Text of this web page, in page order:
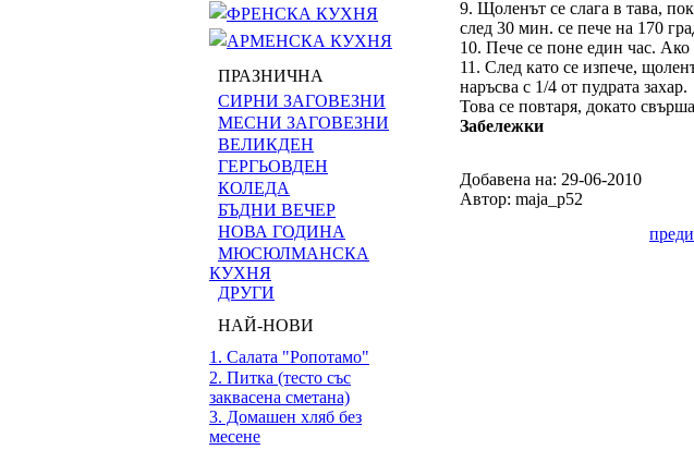
ФРЕНСКА КУХНЯ
АРМЕНСКА КУХНЯ
ПРАЗНИЧНА
СИРНИ ЗАГОВЕЗНИ
МЕСНИ ЗАГОВЕЗНИ
ВЕЛИКДЕН
ГЕРГЬОВДЕН
КОЛЕДА
БЪДНИ ВЕЧЕР
НОВА ГОДИНА
МЮСЮЛМАНСКА
КУХНЯ
ДРУГИ
НАЙ-НОВИ
1. Салата "Ропотамо"
2. Питка (тесто със
заквасена сметана)
3. Домашен хляб без
месене
9. Щоленът се слага в тава,
след 30 мин. се пече на 170
10. Пече се поне един час. Ако
11. След като се изпече,
наръсва с 1/4 от пудрата захар.
Това се повтаря, докато
Забележки
Добавена на: 29-06-2010
Автор: maja_p52